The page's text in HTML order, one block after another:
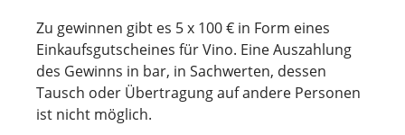
Zu gewinnen gibt es 5 x 100 € in Form eines
Einkaufsgutscheines für Vino. Eine Auszahlung
des Gewinns in bar, in Sachwerten, dessen
Tausch oder Übertragung auf andere Personen
ist nicht möglich.